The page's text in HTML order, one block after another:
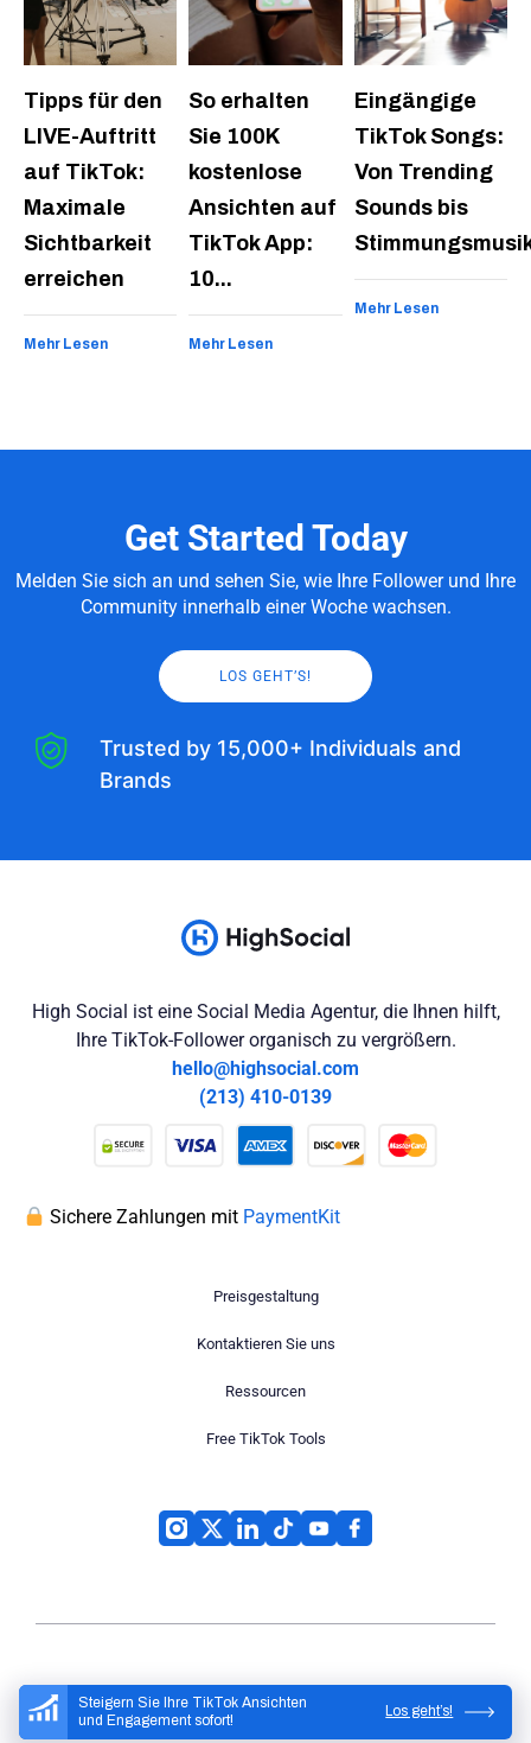
Steigern Sie Ihre TikTok Ansichten
und Engagement sofort!
Los geht’s!
Tipps für den
LIVE-Auftritt
auf TikTok:
Maximale
Sichtbarkeit
erreichen
Mehr Lesen
So erhalten
Sie 100K
kostenlose
Ansichten auf
TikTok App:
10...
Mehr Lesen
Eingängige
TikTok Songs:
Von Trending
Sounds bis
Mehr Lesen
Get Started Today
Melden Sie sich an und sehen Sie, wie Ihre Follower und Ihre
Community innerhalb einer Woche wachsen.
LOS GEHT’S!
Trusted by 15,000+ Individuals and
Brands
High Social ist eine Social Media Agentur, die Ihnen hilft,
Ihre TikTok-Follower organisch zu vergrößern.
hello@highsocial.com
(213) 410-0139
Sichere Zahlungen mit PaymentKit
Preisgestaltung
Kontaktieren Sie uns
Ressourcen
Free TikTok Tools
High Social© 2026